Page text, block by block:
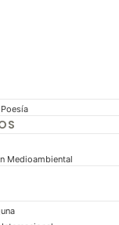
Medioambiental